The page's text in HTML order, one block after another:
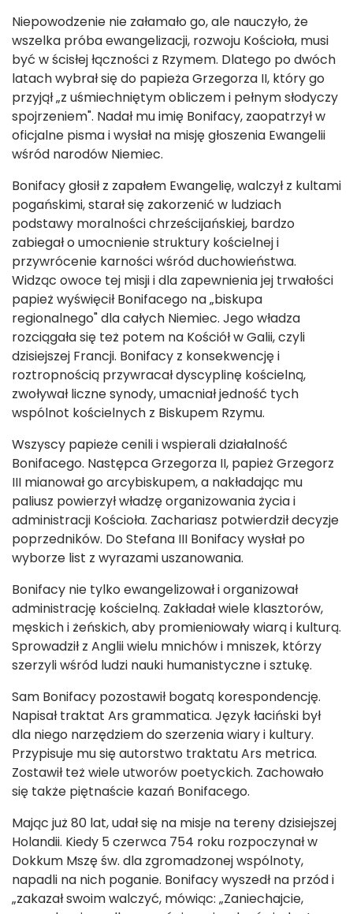
Niepowodzenie nie załamało go, ale nauczyło, że
wszelka próba ewangelizacji, rozwoju Kościoła, musi
być w ścisłej łączności z Rzymem. Dlatego po dwóch
latach wybrał się do papieża Grzegorza II, który go
przyjął „z uśmiechniętym obliczem i pełnym słodyczy
spojrzeniem". Nadał mu imię Bonifacy, zaopatrzył w
oficjalne pisma i wysłał na misję głoszenia Ewangelii
wśród narodów Niemiec.
Bonifacy głosił z zapałem Ewangelię, walczył z kultami
pogańskimi, starał się zakorzenić w ludziach
podstawy moralności chrześcijańskiej, bardzo
zabiegał o umocnienie struktury kościelnej i
przywrócenie karności wśród duchowieństwa.
Widząc owoce tej misji i dla zapewnienia jej trwałości
papież wyświęcił Bonifacego na „biskupa
regionalnego" dla całych Niemiec. Jego władza
rozciągała się też potem na Kościół w Galii, czyli
dzisiejszej Francji. Bonifacy z konsekwencję i
roztropnością przywracał dyscyplinę kościelną,
zwoływał liczne synody, umacniał jedność tych
wspólnot kościelnych z Biskupem Rzymu.
Wszyscy papieże cenili i wspierali działalność
Bonifacego. Następca Grzegorza II, papież Grzegorz
III mianował go arcybiskupem, a nakładając mu
paliusz powierzył władzę organizowania życia i
administracji Kościoła. Zachariasz potwierdził decyzje
poprzedników. Do Stefana III Bonifacy wysłał po
wyborze list z wyrazami uszanowania.
Bonifacy nie tylko ewangelizował i organizował
administrację kościelną. Zakładał wiele klasztorów,
męskich i żeńskich, aby promieniowały wiarą i kulturą.
Sprowadził z Anglii wielu mnichów i mniszek, którzy
szerzyli wśród ludzi nauki humanistyczne i sztukę.
Sam Bonifacy pozostawił bogatą korespondencję.
Napisał traktat Ars grammatica. Język łaciński był
dla niego narzędziem do szerzenia wiary i kultury.
Przypisuje mu się autorstwo traktatu Ars metrica.
Zostawił też wiele utworów poetyckich. Zachowało
się także piętnaście kazań Bonifacego.
Mając już 80 lat, udał się na misje na tereny dzisiejszej
Holandii. Kiedy 5 czerwca 754 roku rozpoczynał w
Dokkum Mszę św. dla zgromadzonej wspólnoty,
napadli na nich poganie. Bonifacy wyszedł na przód i
„zakazał swoim walczyć, mówiąc: „Zaniechajcie,